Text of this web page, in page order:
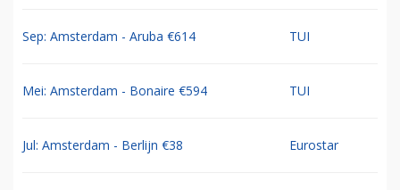
Sep: Amsterdam - Aruba €614 TUI
Mei: Amsterdam - Bonaire €594 TUI
Jul: Amsterdam - Berlijn €38 Eurostar